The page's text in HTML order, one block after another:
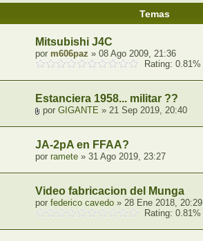
Temas
Mitsubishi J4C
por m606paz » 08 Ago 2009, 21:36
Rating: 0.81%
Estanciera 1958... militar ??
por GIGANTE » 21 Sep 2019, 20:40
JA-2pA en FFAA?
por ramete » 31 Ago 2019, 23:27
Video fabricacion del Munga
por federico cavedo » 28 Ene 2018, 20:29
Rating: 0.81%